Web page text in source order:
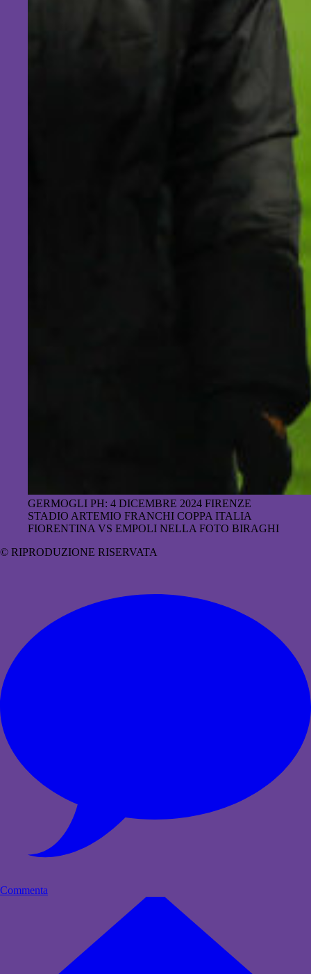
GERMOGLI PH: 4 DICEMBRE 2024 FIRENZE
STADIO ARTEMIO FRANCHI COPPA ITALIA
FIORENTINA VS EMPOLI NELLA FOTO BIRAGHI
© RIPRODUZIONE RISERVATA
Commenta